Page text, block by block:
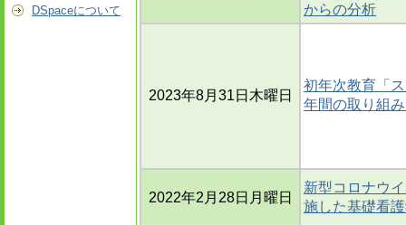
DSpaceについて
からの分析
2023年8月31日木曜日
初年次教育「
年間の取り組
2022年2月28日月曜日
新型コロナウ
施した基礎看